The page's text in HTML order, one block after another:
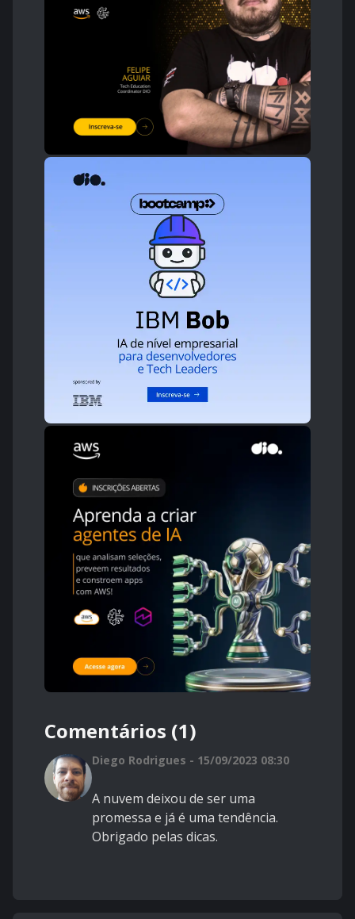
Comentários (1)
Diego Rodrigues - 15/09/2023 08:30
A nuvem deixou de ser uma
promessa e já é uma tendência.
Obrigado pelas dicas.